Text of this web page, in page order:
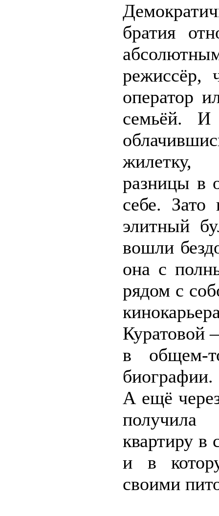
братия
режиссёр,
оператор
семьёй.
жилетку,
разницы в
себе. Зато
элитный
вошли
она с
рядом с
Куратовой
в общем-
биографии.
А ещё
квартиру в
и в
своими